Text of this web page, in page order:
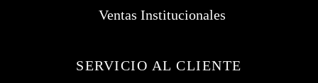
Ventas Institucionales
SERVICIO AL CLIENTE